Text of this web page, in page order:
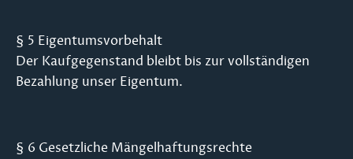
§ 5 Eigentumsvorbehalt
Der Kaufgegenstand bleibt bis zur vollständigen
Bezahlung unser Eigentum.
§ 6 Gesetzliche Mängelhaftungsrechte